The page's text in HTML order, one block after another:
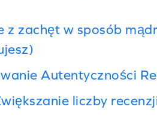
zachęt w sposób
Autentyczności
liczby